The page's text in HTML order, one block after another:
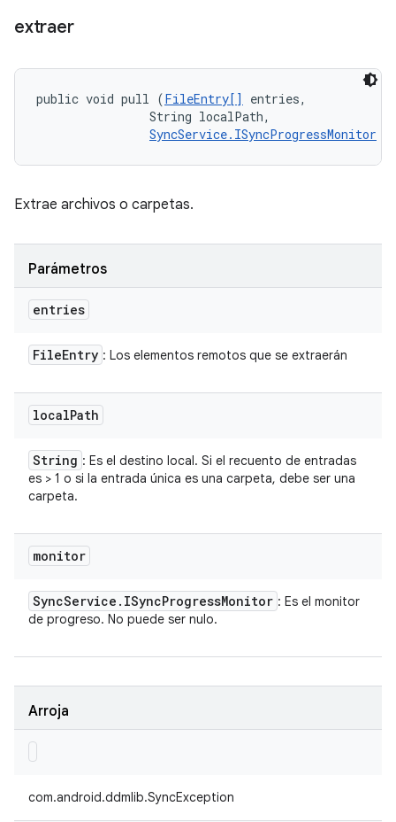
extraer
public void pull (FileEntry[]
entries,
                String localPath,
SyncService.ISyncProgressMonitor
Extrae archivos o carpetas.
Parámetros
entries
FileEntry : Los elementos remotos que se extraerán
localPath
String : Es el destino local. Si el recuento de entradas
es > 1 o si la entrada única es una carpeta, debe ser una
carpeta.
monitor
SyncService . ISyncProgressMonitor : Es el monitor
de progreso. No puede ser nulo.
Arroja
com.android.ddmlib.SyncException